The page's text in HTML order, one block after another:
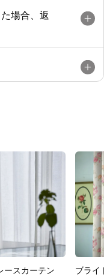
場合、返
ースカーテン
ブライ